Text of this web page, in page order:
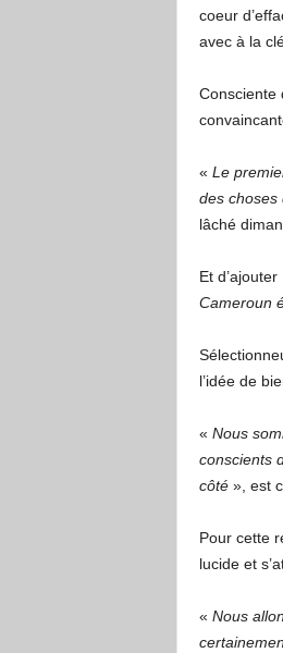
coeur
avec à la
Consciente
« Le
des choses
lâché
Et d’ajouter
Cameroun
l’idée de
« Nous
conscients
côté», est
Pour cette
lucide et
« Nous